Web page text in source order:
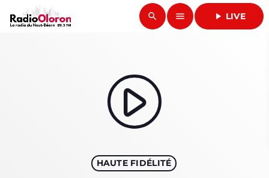
search menu play_arrow LIVE
close
RADIO OLORONplay_arrow
HAUTE FIDÉLITÉ